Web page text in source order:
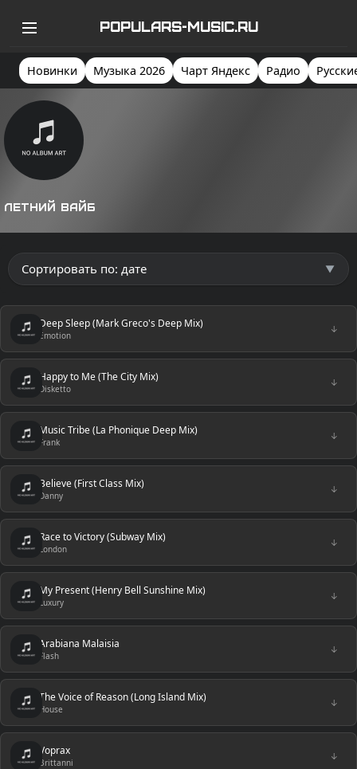
POPULARS-MUSIC.RU
Новинки Музыка 2026 Чарт Яндекс Радио
Летний вайб
Deep Sleep (Mark Greco's Deep Mix)
Emotion
↓
Happy to Me (The City Mix)
Disketto
↓
Music Tribe (La Phonique Deep Mix)
Frank
↓
Believe (First Class Mix)
Danny
↓
Race to Victory (Subway Mix)
London
↓
My Present (Henry Bell Sunshine Mix)
Luxury
↓
Arabiana Malaisia
Flash
↓
The Voice of Reason (Long Island Mix)
House
↓
Voprax
Brittanni
↓